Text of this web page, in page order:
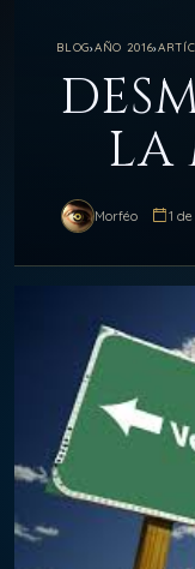
BLOG›AÑO 2016›
LA
Morféo 1